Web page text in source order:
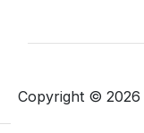
Copyright © 2026